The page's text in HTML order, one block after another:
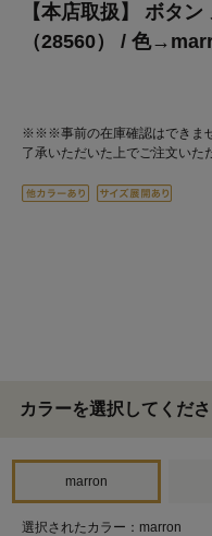
【本店取扱】 ボタ
（28560） / 色
※※※事前の在庫確認はでき
了承いただいた上でご注文いた
カラーを選択してくだ
marron
選択されたカラー：marron